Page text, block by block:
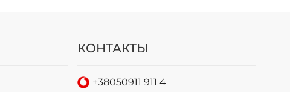
КОНТАКТЫ
+38050911 911 4